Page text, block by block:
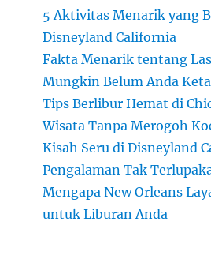
5 Aktivitas Menarik yang
Disneyland California
Fakta Menarik tentang
Mungkin Belum Anda
Tips Berlibur Hemat di
Wisata Tanpa Merogoh
Kisah Seru di Disneyland
Pengalaman Tak
Mengapa New Orleans
untuk Liburan Anda